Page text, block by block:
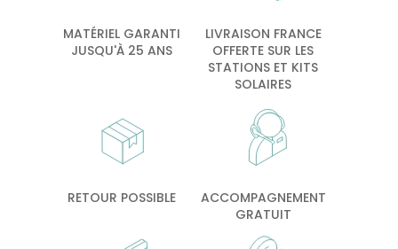
MATÉRIEL GARANTI
JUSQU'À 25 ANS
LIVRAISON FRANCE
OFFERTE SUR LES
STATIONS ET KITS
SOLAIRES
RETOUR POSSIBLE
ACCOMPAGNEMENT
GRATUIT